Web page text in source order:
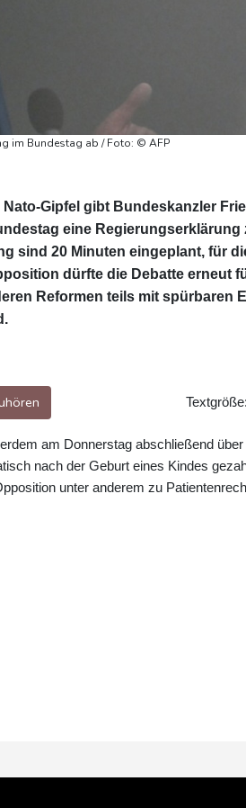
im Bundestag ab / Foto: © AFP
Gipfel gibt Bundeskanzler
eine
sind 20 Minuten eingeplant, für
dürfte die Debatte erneut
Reformen teils mit spürbaren
Textgröße:
am Donnerstag abschließend
nach der Geburt eines Kindes
unter anderem zu